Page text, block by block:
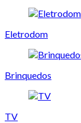
Eletrodom
Brinquedos
TV